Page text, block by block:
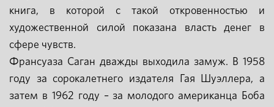
книга, в которой с такой откровенностью и
художественной силой показана власть денег в
сфере чувств.
Франсуаза Саган дважды выходила замуж. В 1958
году за сорокалетнего издателя Гая Шуэллера, а
затем в 1962 году – за молодого американца Боба